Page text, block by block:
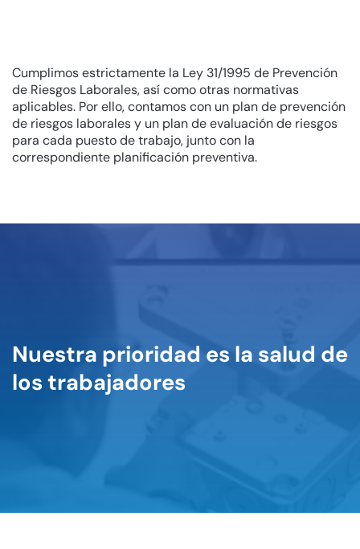
Cumplimos estrictamente la Ley 31/1995 de Prevención
de Riesgos Laborales, así como otras normativas
aplicables. Por ello, contamos con un plan de prevención
de riesgos laborales y un plan de evaluación de riesgos
para cada puesto de trabajo, junto con la
correspondiente planificación preventiva.
Nuestra prioridad es la salud de
los trabajadores